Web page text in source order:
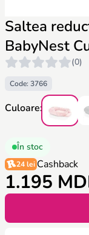
Saltea
BabyNest
(0)
Code: 3766
Culoare:
În stoc
24 lei Cashback
1.195